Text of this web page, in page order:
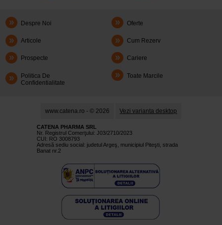
Despre Noi Oferte
Articole Cum Rezerv
Prospecte Cariere
Politica De
Confidentialitate
Toate Marcile
www.catena.ro - © 2026 Vezi varianta desktop
CATENA PHARMA SRL
Nr. Registrul Comerţului: J03/2710/2023
CUI: RO 3008793
Adresă sediu social: judetul Argeş, municipiul Piteşti, strada
Banat nr.2